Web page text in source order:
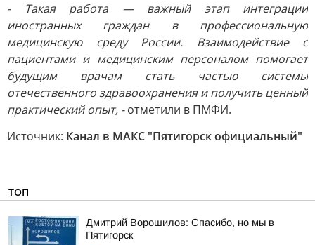
- Такая работа — важный этап интеграции
иностранных граждан в профессиональную
медицинскую среду России. Взаимодействие с
пациентами и медицинским персоналом помогает
будущим врачам стать частью системы
отечественного здравоохранения и получить ценный
практический опыт, -отметили в ПМФИ.
Источник: Канал в МАКС "Пятигорск официальный"
ТОП
Дмитрий Ворошилов: Спасибо, но мы в
Пятигорск